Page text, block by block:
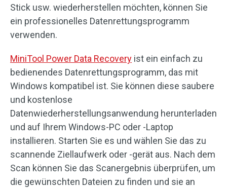
Stick usw. wiederherstellen möchten, können Sie
ein professionelles Datenrettungsprogramm
verwenden.
MiniTool Power Data Recovery ist ein einfach zu
bedienendes Datenrettungsprogramm, das mit
Windows kompatibel ist. Sie können diese saubere
und kostenlose
Datenwiederherstellungsanwendung herunterladen
und auf Ihrem Windows-PC oder -Laptop
installieren. Starten Sie es und wählen Sie das zu
scannende Ziellaufwerk oder -gerät aus. Nach dem
Scan können Sie das Scanergebnis überprüfen, um
die gewünschten Dateien zu finden und sie an